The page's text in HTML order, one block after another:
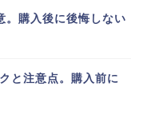
。購入後に後悔しない
と注意点。購入前に